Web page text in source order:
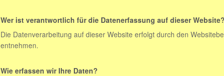
Wer ist verantwortlich für die Datenerfassung auf dieser Website?
Die Datenverarbeitung auf dieser Website erfolgt durch den
entnehmen.
Wie erfassen wir Ihre Daten?